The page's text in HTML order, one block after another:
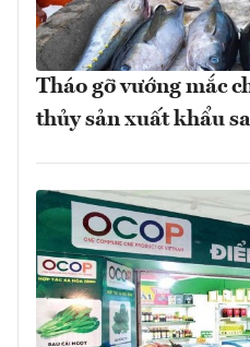
Tháo gỡ vướng mắc
thủy sản xuất khẩu